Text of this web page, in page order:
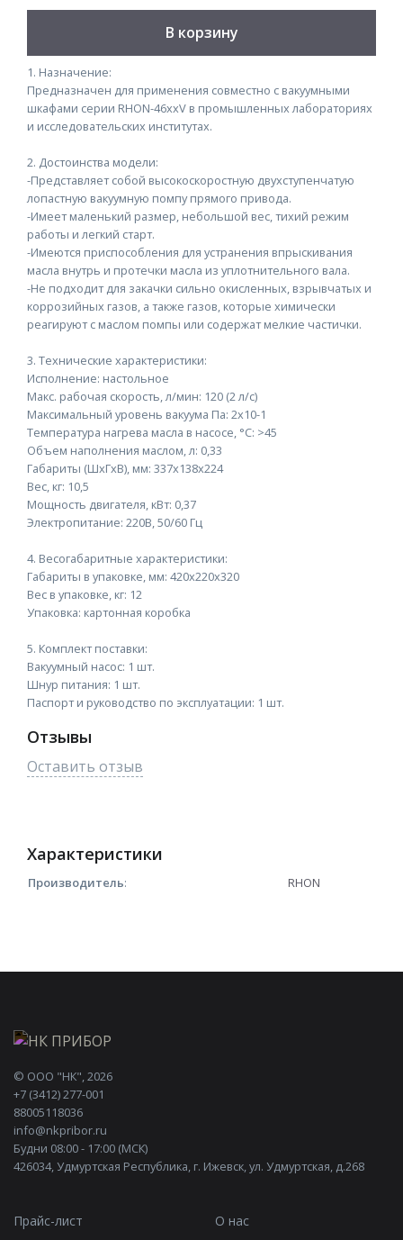
В корзину
1. Назначение:
Предназначен для применения совместно с вакуумными
шкафами серии RHON-46xxV в промышленных лабораториях
и исследовательских институтах.
2. Достоинства модели:
-Представляет собой высокоскоростную двухступенчатую
лопастную вакуумную помпу прямого привода.
-Имеет маленький размер, небольшой вес, тихий режим
работы и легкий старт.
-Имеются приспособления для устранения впрыскивания
масла внутрь и протечки масла из уплотнительного вала.
-Не подходит для закачки сильно окисленных, взрывчатых и
коррозийных газов, а также газов, которые химически
реагируют с маслом помпы или содержат мелкие частички.
3. Технические характеристики:
Исполнение: настольное
Макс. рабочая скорость, л/мин: 120 (2 л/с)
Максимальный уровень вакуума Па: 2х10-1
Температура нагрева масла в насосе, °С: >45
Объем наполнения маслом, л: 0,33
Габариты (ШхГхВ), мм: 337х138х224
Вес, кг: 10,5
Мощность двигателя, кВт: 0,37
Электропитание: 220В, 50/60 Гц
4. Весогабаритные характеристики:
Габариты в упаковке, мм: 420х220х320
Вес в упаковке, кг: 12
Упаковка: картонная коробка
5. Комплект поставки:
Вакуумный насос: 1 шт.
Шнур питания: 1 шт.
Паспорт и руководство по эксплуатации: 1 шт.
Отзывы
Оставить отзыв
Характеристики
Производитель: RHON
© ООО "НК", 2026
+7 (3412) 277-001
88005118036
info@nkpribor.ru
Будни 08:00 - 17:00 (МСК)
426034, Удмуртская Республика, г. Ижевск, ул. Удмуртская, д.268
Прайс-лист О нас